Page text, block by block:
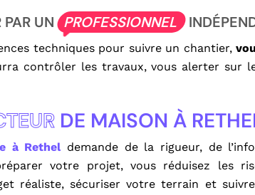
PAR UN PROFESSIONNEL
techniques pour suivre un chantier,
contrôler les travaux, vous alerter sur
DE MAISON À
à Rethel demande de la rigueur, de
votre projet, vous réduisez les
réaliste, sécuriser votre terrain et